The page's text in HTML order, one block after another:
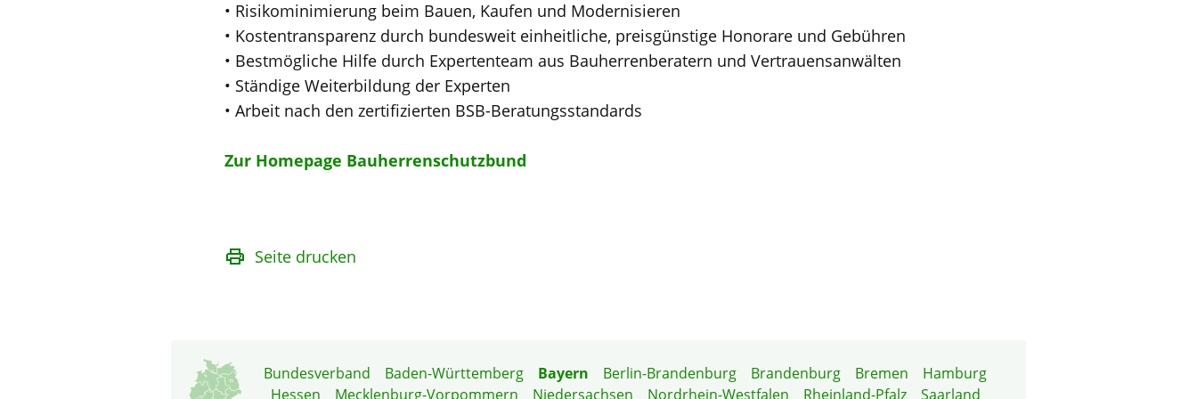
• Risikominimierung beim Bauen, Kaufen und Modernisieren
• Kostentransparenz durch bundesweit einheitliche, preisgünstige Honorare und Gebühren
• Bestmögliche Hilfe durch Expertenteam aus Bauherrenberatern und Vertrauensanwälten
• Ständige Weiterbildung der Experten
• Arbeit nach den zertifizierten BSB-Beratungsstandards
Zur Homepage Bauherrenschutzbund
Seite drucken
Bundesverband Baden-Württemberg Bayern Berlin-Brandenburg Brandenburg Bremen
Hamburg
Hessen
Mecklenburg-Vorpommern Niedersachsen Nordrhein-Westfalen Rheinland-Pfalz Saarland